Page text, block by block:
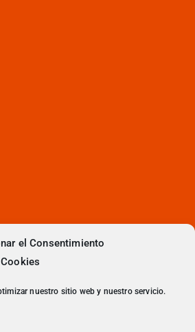
el Consentimiento
nuestro sitio web y nuestro servicio.